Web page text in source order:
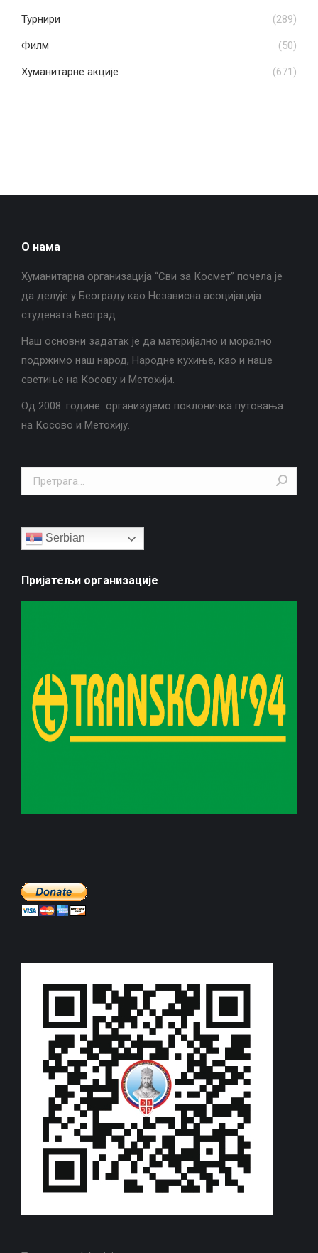
Турнири (289)
Филм (50)
Хуманитарне акције (671)
О нама
Хуманитарна организација “Сви за Космет” почела је
да делује у Београду као Независна асоцијација
студената Београд.
Наш основни задатак је да материјално и морално
подржимо наш народ, Народне кухиње, као и наше
светиње на Косову и Метохији.
Од 2008. године организујемо поклоничка путовања
на Косово и Метохију.
Search:
Serbian
Пријатељи организације